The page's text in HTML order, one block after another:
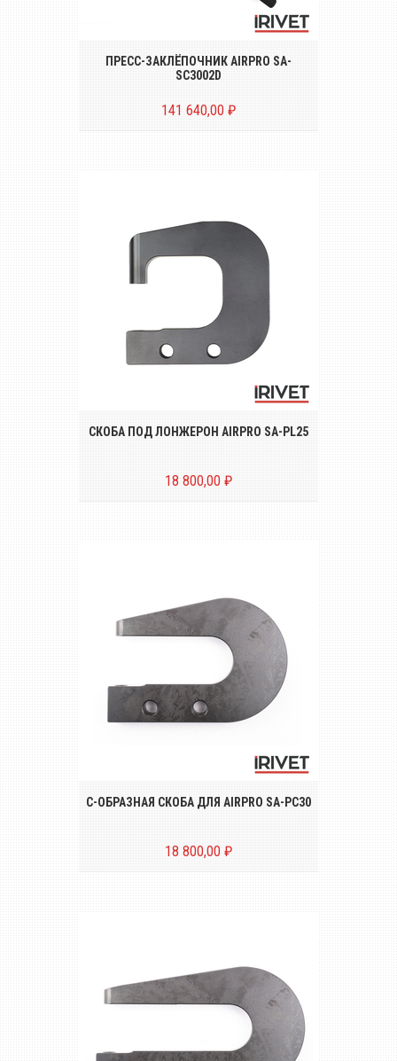
Пресс-заклёпочник для установки
заклёпок диаметром до Ø 4.8
ПРЕСС-ЗАКЛЁПОЧНИК AIRPRO SA-
SC3002D
141 640,00 ₽
заклёпочников AIRPRO серии SA-SC3000
СКОБА ПОД ЛОНЖЕРОН AIRPRO SA-PL25
18 800,00 ₽
заклёпочников AIRPRO серии SA-SC3000
С-ОБРАЗНАЯ СКОБА ДЛЯ AIRPRO SA-PC30
18 800,00 ₽